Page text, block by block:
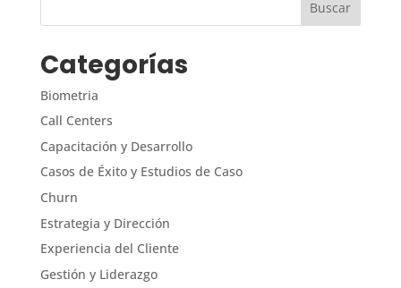
Categorías
Biometria
Call Centers
Capacitación y Desarrollo
Casos de Éxito y Estudios de Caso
Churn
Estrategia y Dirección
Experiencia del Cliente
Gestión y Liderazgo